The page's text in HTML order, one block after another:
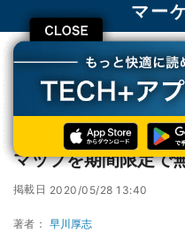
マー
TECH+ 企業IT
マーケティング
ドコモ、最短1時間前の人口分布を
ドコモ、最短1時間
マップを期間限定で
掲載日 2020/05/28 13:40
著者： 早川厚志